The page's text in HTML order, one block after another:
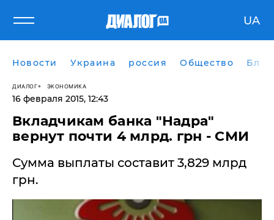
UA
Новости Украина россия Общество
ДИАЛОГ ЭКОНОМИКА
16 февраля 2015, 12:43
Вкладчикам банка "Надра"
вернут почти 4 млрд. грн - СМИ
Сумма выплаты составит 3,829 млрд
грн.